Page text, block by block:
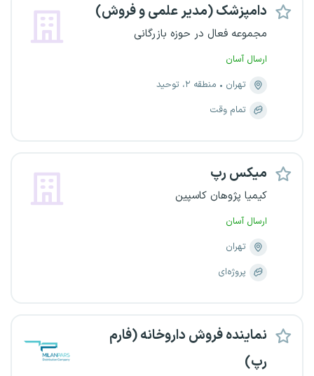
دامپزشک (مدیر علمی و فروش)
مجموعه فعال در حوزه بازرگانی
ارسال آسان
تهران
منطقه ۲، توحید
تمام وقت
میکس رپ
کیمیا پژوهان کاسپین
ارسال آسان
تهران
پروژه‌ای
نماینده فروش داروخانه (فارم
رپ)